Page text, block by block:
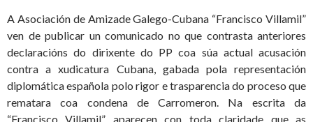
A Asociación de Amizade Galego-Cubana “Francisco Villamil”
ven de publicar un comunicado no que contrasta anteriores
declaracións do dirixente do PP coa súa actual acusación
contra a xudicatura Cubana, gabada pola representación
diplomática española polo rigor e trasparencia do proceso que
rematara coa condena de Carromeron. Na escrita da
“Francisco Villamil” aparecen con toda claridade que as